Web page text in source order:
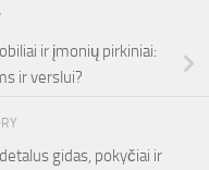
ir įmonių pirkiniai:
ir verslui?
gidas, pokyčiai ir